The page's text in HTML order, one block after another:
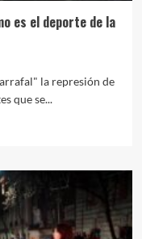
es el deporte de la
la represión de
que se...